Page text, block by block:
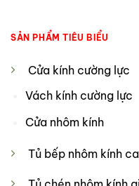
SẢN PHẨM TIÊU BIỂU
Cửa kính cường lực
Vách kính cường lực
Cửa nhôm kính
Tủ bếp nhôm kính